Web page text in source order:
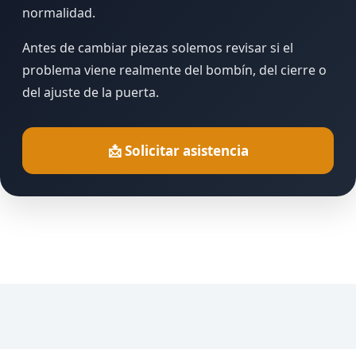
normalidad.
Antes de cambiar piezas solemos revisar si el
problema viene realmente del bombín, del cierre o
del ajuste de la puerta.
📩 Solicitar asistencia